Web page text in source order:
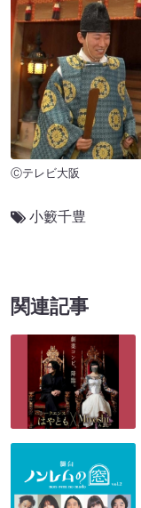
Ⓒテレビ大阪
小籔千豊
関連記事